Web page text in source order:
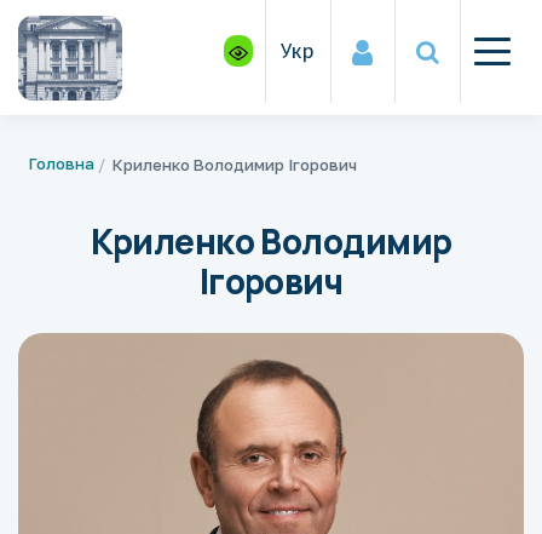
Укр
Головна Криленко Володимир Ігорович
Криленко Володимир
Ігорович